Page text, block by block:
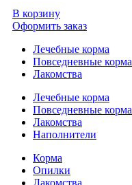
В корзину
Оформить заказ
Лечебные корма
Повседневные корма
Лакомства
Лечебные корма
Повседневные корма
Лакомства
Наполнители
Корма
Опилки